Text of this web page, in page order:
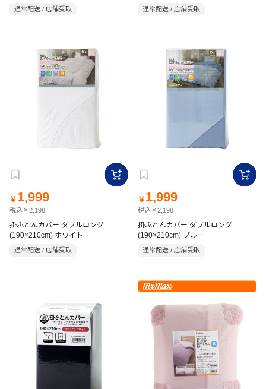
通常配送 / 店舗受取 通常配送 / 店舗受取
￥ 1,999
税込￥2,198
掛ふとんカバー ダブルロング
(190×210cm) ホワイト
通常配送 / 店舗受取
￥ 1,999
税込￥2,198
掛ふとんカバー ダブルロング
(190×210cm) ブルー
通常配送 / 店舗受取